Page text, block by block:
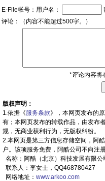
E-File帐号：用户名：
评论：（内容不能超过500字。）
*评论内容将
版权声明：
1.依据《服务条款》，本网页发布的
有；本网页发布的转载作品，由发布
规，无商业获利行为，无版权纠纷。
2.本网页是第三方信息存储空间，阿
户。该项服务免费，阿酷公司不向注
名称：阿酷（北京）科技发展有限公
联系人：李女士，QQ468780427
网络地址： www.arkoo.com